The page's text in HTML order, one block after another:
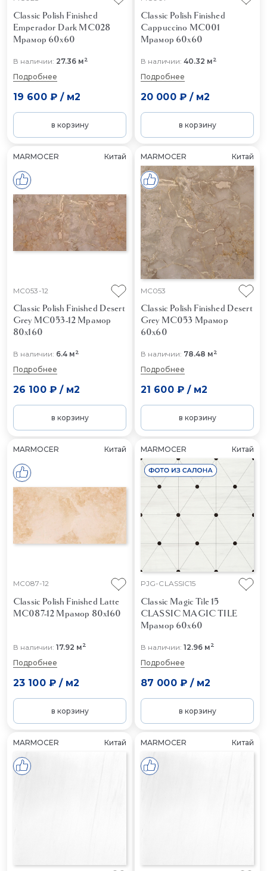
Classic Polish Finished
Emperador Dark MC028
Мрамор 60x60
В наличии: 27.36 м2
Подробнее
19 600 ₽/ м2
в корзину
Classic Polish Finished
Cappuccino MC001
Мрамор 60x60
В наличии: 40.32 м2
Подробнее
20 000 ₽/ м2
в корзину
MARMOCER Китай
MC053-12
Classic Polish Finished Desert
Grey MC053-12 Мрамор
80x160
В наличии: 6.4 м2
Подробнее
26 100 ₽/ м2
в корзину
MARMOCER Китай
MC053
Classic Polish Finished Desert
Grey MC053 Мрамор
60x60
В наличии: 78.48 м2
Подробнее
21 600 ₽/ м2
в корзину
MARMOCER Китай
MC087-12
Classic Polish Finished Latte
MC087-12 Мрамор 80x160
В наличии: 17.92 м2
Подробнее
23 100 ₽/ м2
в корзину
MARMOCER Китай
PJG-CLASSIC15
Classic Magic Tile 15
CLASSIC MAGIC TILE
Мрамор 60x60
В наличии: 12.96 м2
Подробнее
87 000 ₽/ м2
в корзину
MARMOCER Китай MARMOCER Китай